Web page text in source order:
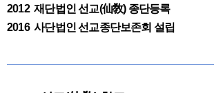
2012 재단법인 선교(仙敎) 종단등록
2016 사단법인 선교종단보존회 설립